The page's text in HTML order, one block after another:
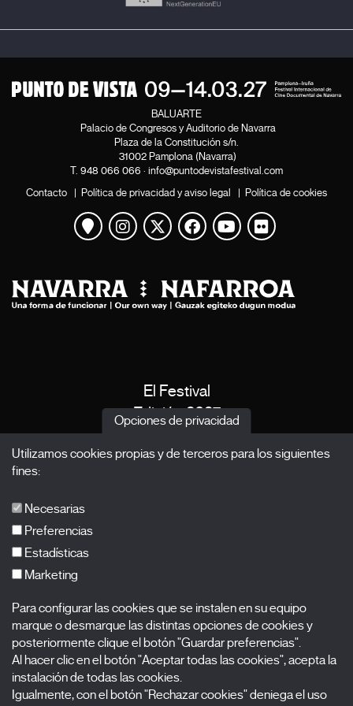
BALUARTE
Palacio de Congresos y Auditorio de Navarra
Plaza de la Constitución s/n.
31002 Pamplona (Navarra)
T. 948 066 066 · info@puntodevistafestival.com
Contacto | Política de privacidad y aviso legal | Política de cookies
Ver mapa
Instagram
Twitter
Facebook
Youtube
Flickr
El Festival
Edición 2027
Acreditaciones
Nombre
Apellidos
Correo electrónico
Opciones de privacidad
Utilizamos cookies propias y de terceros para los siguientes
fines:
Necesarias
Preferencias
Estadísticas
Marketing
Para configurar las cookies que se instalen en su equipo
marque o desmarque las distintas opciones de cookies y
posteriormente clique el botón "Guardar preferencias".
Al hacer clic en el botón "Aceptar todas las cookies", acepta la
instalación de todas las cookies.
Igualmente, con el botón "Rechazar cookies" deniega el uso